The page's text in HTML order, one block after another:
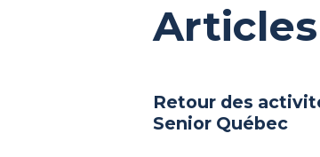
Retour des
Senior Québec